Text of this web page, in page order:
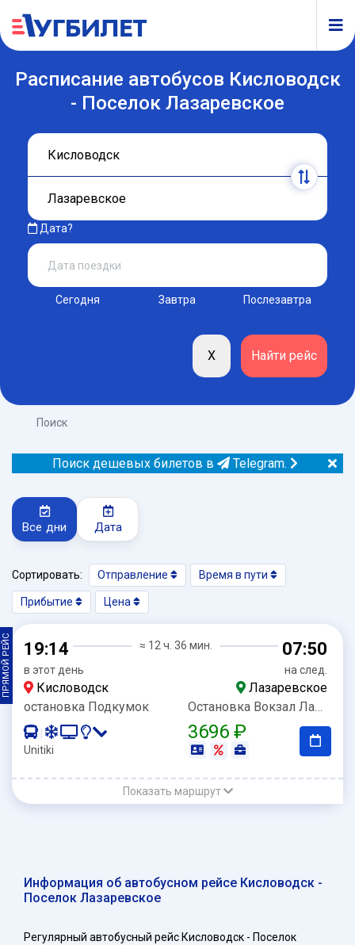
Расписание автобусов Кисловодск
- Поселок Лазаревское
Дата?
Сегодня Завтра Послезавтра
Поиск
Поиск дешевых билетов в Telegram.
Все дни Дата
Сортировать: Отправление Время в пути
Прибытие Цена
ПРЯМОЙ РЕЙС 19:14
в этот день
≈ 12 ч. 36 мин. 07:50
на след.
Кисловодск
Лазаревское
остановка Подкумок
Остановка Вокзал Лазаревское
Unitiki
3696 ₽
Показать маршрут
Информация об автобусном рейсе Кисловодск -
Поселок Лазаревское
Регулярный автобусный рейс Кисловодск - Поселок